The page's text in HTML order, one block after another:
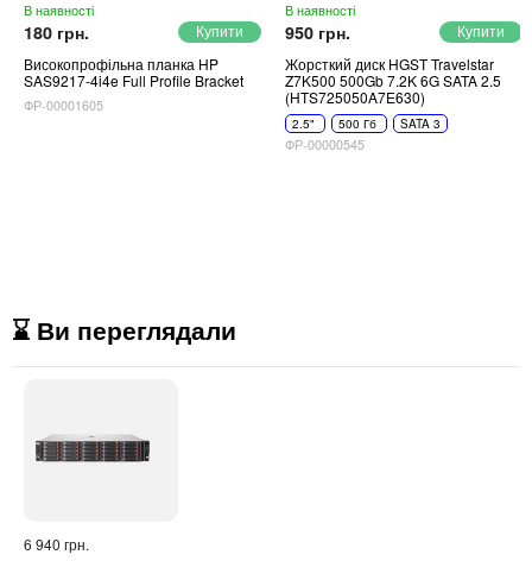
В наявності
180 грн.
Високопрофільна планка HP
SAS9217-4i4e Full Profile Bracket
ФР-00001605
В наявності
950 грн.
Жорсткий диск HGST Travelstar
Z7K500 500Gb 7.2K 6G SATA 2.5
(HTS725050A7E630)
2.5" 500 Гб SATA 3
ФР-00000545
⌛ Ви переглядали
6 940 грн.